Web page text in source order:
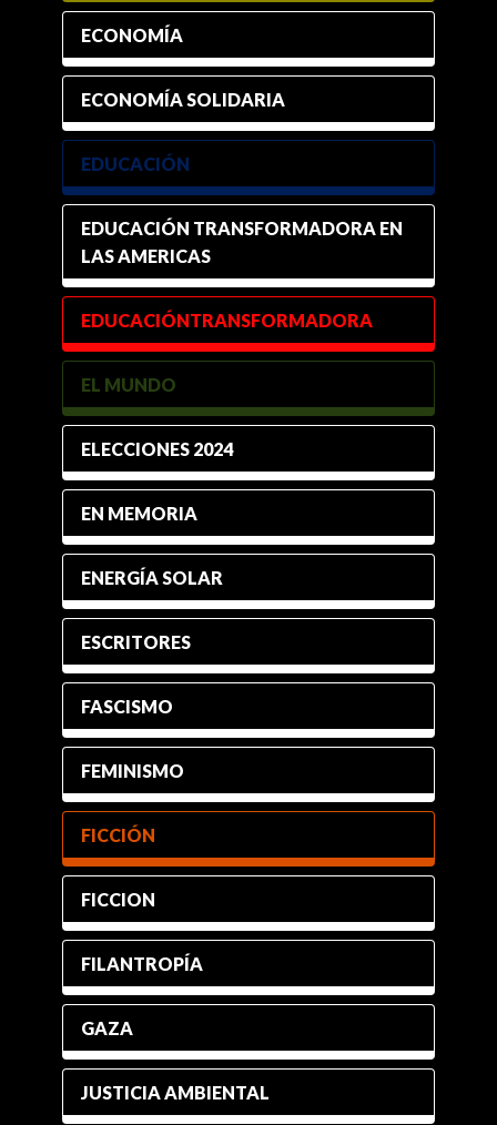
ECONOMÍA
ECONOMÍA SOLIDARIA
EDUCACIÓN
EDUCACIÓN TRANSFORMADORA EN
LAS AMERICAS
EDUCACIÓNTRANSFORMADORA
EL MUNDO
ELECCIONES 2024
EN MEMORIA
ENERGÍA SOLAR
ESCRITORES
FASCISMO
FEMINISMO
FICCIÓN
FICCION
FILANTROPÍA
GAZA
JUSTICIA AMBIENTAL